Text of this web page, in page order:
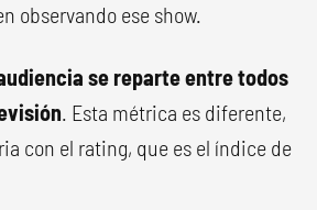
observando ese show.
se reparte entre todos
. Esta métrica es diferente,
con el rating, que es el índice de